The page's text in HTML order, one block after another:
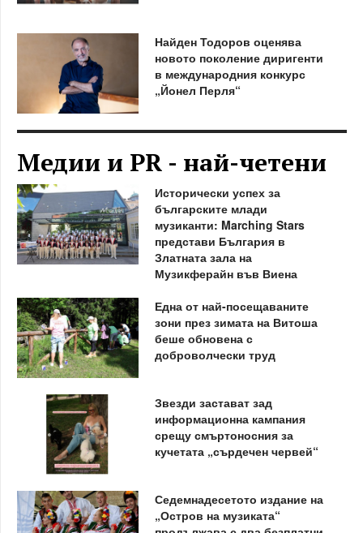
Найден Тодоров оценява
новото поколение диригенти
в международния конкурс
„Йонел Перля“
Медии и PR - най-четени
Исторически успех за
българските млади
музиканти: Marching Stars
представи България в
Златната зала на
Музикферайн във Виена
Една от най-посещаваните
зони през зимата на Витоша
беше обновена с
доброволчески труд
Звезди застават зад
информационна кампания
срещу смъртоносния за
кучетата „сърдечен червей“
Седемнадесетото издание на
„Остров на музиката“